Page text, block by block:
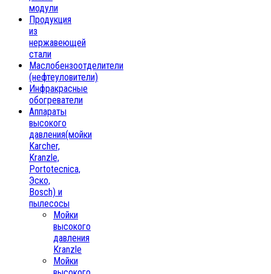
модули
Продукция
из
нержавеющей
стали
Маслобензоотделители
(нефтеуловители)
Инфракрасные
обогреватели
Аппараты
высокого
давления(мойки
Karcher,
Kranzle,
Portotecnica,
Эско,
Bosch) и
пылесосы
Мойки
высокого
давления
Kranzle
Мойки